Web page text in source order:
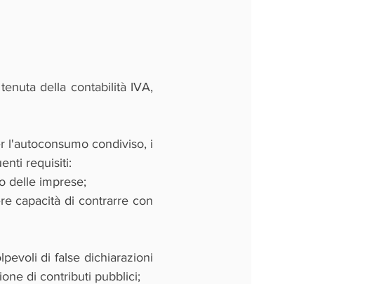
della contabilità IVA,
l'autoconsumo condiviso, i
requisiti:
delle imprese;
capacità di contrarre con
di false dichiarazioni
di contributi pubblici;